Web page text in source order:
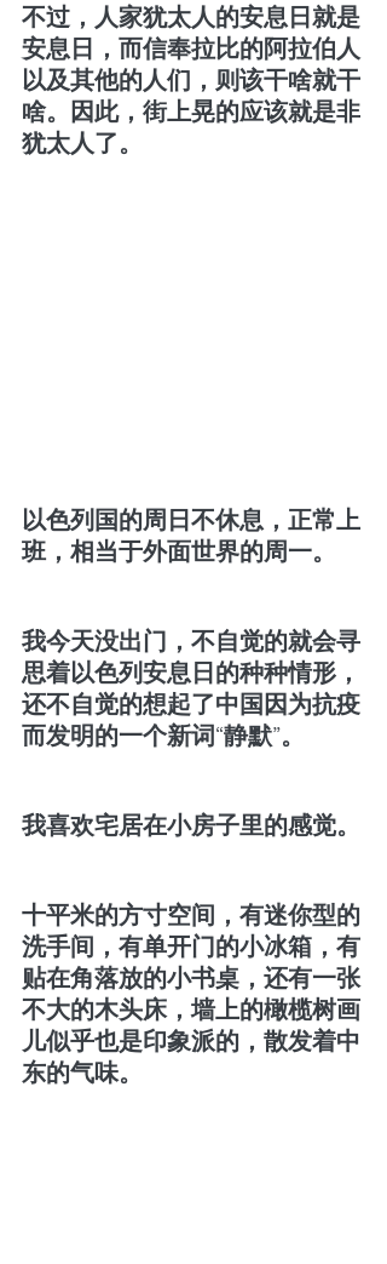
不过，人家犹太人的安息日就是
安息日，而信奉拉比的阿拉伯人
以及其他的人们，则该干啥就干
啥。因此，街上晃的应该就是非
犹太人了。
以色列国的周日不休息，正常上
班，相当于外面世界的周一。
我今天没出门，不自觉的就会寻
思着以色列安息日的种种情形，
还不自觉的想起了中国因为抗疫
而发明的一个新词“静默”。
我喜欢宅居在小房子里的感觉。
十平米的方寸空间，有迷你型的
洗手间，有单开门的小冰箱，有
贴在角落放的小书桌，还有一张
不大的木头床，墙上的橄榄树画
儿似乎也是印象派的，散发着中
东的气味。